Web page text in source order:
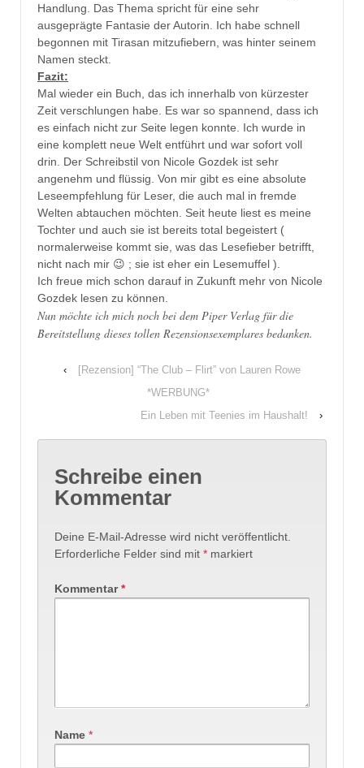
Handlung. Das Thema spricht für eine sehr
ausgeprägte Fantasie der Autorin. Ich habe schnell
begonnen mit Tirasan mitzufiebern, was hinter seinem
Namen steckt.
Fazit:
Mal wieder ein Buch, das ich innerhalb von kürzester
Zeit verschlungen habe. Es war so spannend, dass ich
es einfach nicht zur Seite legen konnte. Ich wurde in
eine komplett neue Welt entführt und war sofort voll
drin. Der Schreibstil von Nicole Gozdek ist sehr
angenehm und flüssig. Von mir gibt es eine absolute
Leseempfehlung für Leser, die auch mal in fremde
Welten abtauchen möchten. Seit heute liest es meine
Tochter und auch sie ist bereits total begeistert (
normalerweise kommt sie, was das Lesefieber betrifft,
nicht nach mir 😉 ; sie ist eher ein Lesemuffel ).
Ich freue mich schon darauf in Zukunft mehr von Nicole
Gozdek lesen zu können.
Nun möchte ich mich noch bei dem Piper Verlag für die
Bereitstellung dieses tollen Rezensionsexemplares bedanken.
‹
[Rezension] “The Club – Flirt” von Lauren Rowe
*WERBUNG*
Ein Leben mit Teenies im Haushalt!
›
Schreibe einen
Kommentar
Deine E-Mail-Adresse wird nicht veröffentlicht.
Erforderliche Felder sind mit * markiert
Kommentar*
Name *